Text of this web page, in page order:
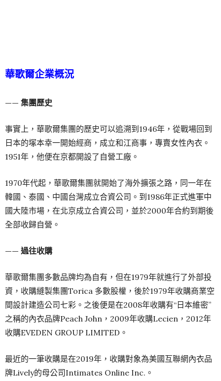
華歌爾企業概況
—— 集團歷史
事實上，華歌爾集團的歷史可以追溯到1946年，從戰場回到
日本的塚本幸一開始經商，成立和江商事，專賣女性內衣。
1951年，他便在京都開設了自營工廠。
1970年代起，華歌爾集團就開始了海外擴張之路，同一年在
韓國、泰國、中國台灣成立合資公司。到1986年正式進軍中
國大陸市場，在北京成立合資公司，並於2000年合約到期後
全部收歸自營。
—— 過往收購
華歌爾集團多數品牌均為自有，但在1979年就進行了外部投
資，收購縫製集團Torica 多數股權，後於1979年收購商業空
間設計建造公司七彩。之後便是在2008年收購有“日本維密”
之稱的內衣品牌Peach John，2009年收購Lecien，2012年
收購EVEDEN GROUP LIMITED。
最近的一筆收購是在2019年，收購對象為美國互聯網內衣品
牌Lively的母公司Intimates Online Inc.。